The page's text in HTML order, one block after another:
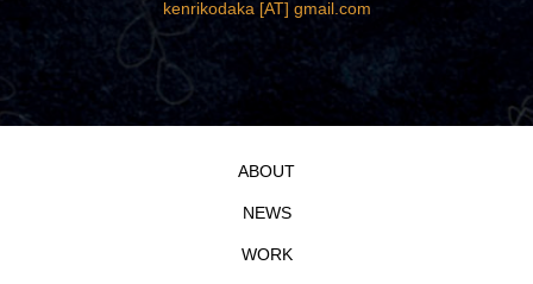
kenrikodaka [AT] gmail.com
ABOUT
NEWS
WORK